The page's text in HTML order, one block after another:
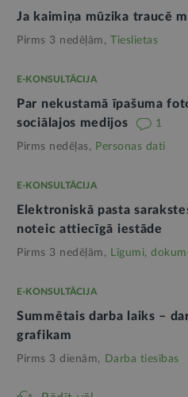
Ja kaimiņa mūzika traucē
Pirms 3 nedēļām, Tieslietas
E-KONSULTĀCIJA
Par nekustamā īpašuma
sociālajos medijos
1
Pirms nedēļas, Personas dati
E-KONSULTĀCIJA
Elektroniskā pasta
noteic attiecīgā iestāde
Pirms 3 nedēļām, Līgumi,
E-KONSULTĀCIJA
Summētais darba laiks –
grafikam
Pirms 3 dienām, Darba tiesības